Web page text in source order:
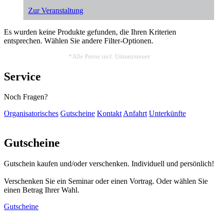
Zur Veranstaltung
Es wurden keine Produkte gefunden, die Ihren Kriterien
entsprechen. Wählen Sie andere Filter-Optionen.
*Alle Preise incl. Umsatzsteuer
Service
Noch Fragen?
Organisatorisches Gutscheine KontaktAnfahrt Unterkünfte
Gutscheine
Gutschein kaufen und/oder verschenken. Individuell und persönlich!
Verschenken Sie ein Seminar oder einen Vortrag. Oder wählen Sie
einen Betrag Ihrer Wahl.
Gutscheine